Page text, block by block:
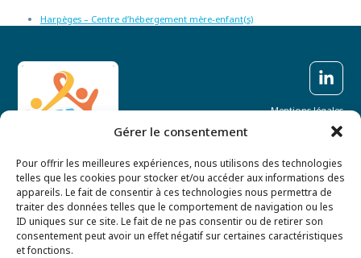
Gérer le consentement
Pour offrir les meilleures expériences, nous utilisons des technologies
telles que les cookies pour stocker et/ou accéder aux informations des
appareils. Le fait de consentir à ces technologies nous permettra de
traiter des données telles que le comportement de navigation ou les
ID uniques sur ce site. Le fait de ne pas consentir ou de retirer son
consentement peut avoir un effet négatif sur certaines caractéristiques
et fonctions.
Harpèges – Centre d’hébergement mère-enfant(s)
Mentions légales
Politique de confidentialité
CONTACT
© SIAO-06 COPYRIGHT 2024